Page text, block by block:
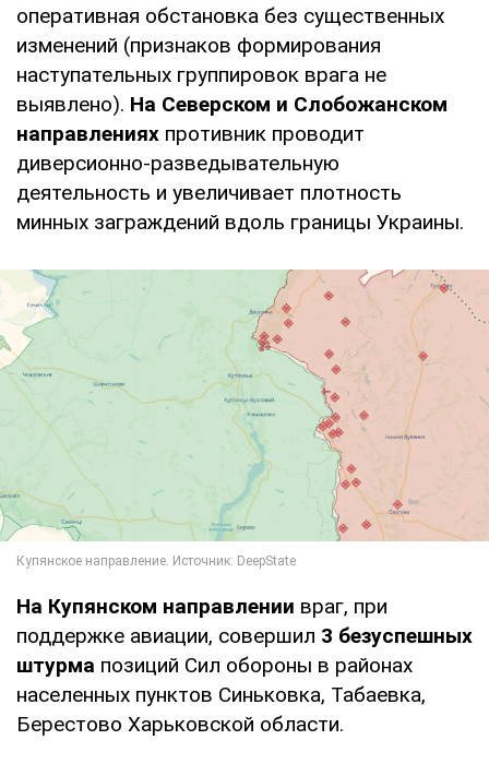
оперативная обстановка без существенных
изменений (признаков формирования
наступательных группировок врага не
выявлено). На Северском и Слобожанском
направлениях противник проводит
диверсионно-разведывательную
деятельность и увеличивает плотность
минных заграждений вдоль границы Украины.
На Купянском направлении враг, при
поддержке авиации, совершил 3 безуспешных
штурма позиций Сил обороны в районах
населенных пунктов Синьковка, Табаевка,
Берестово Харьковской области.